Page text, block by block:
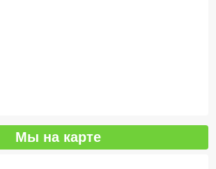
Мы на карте